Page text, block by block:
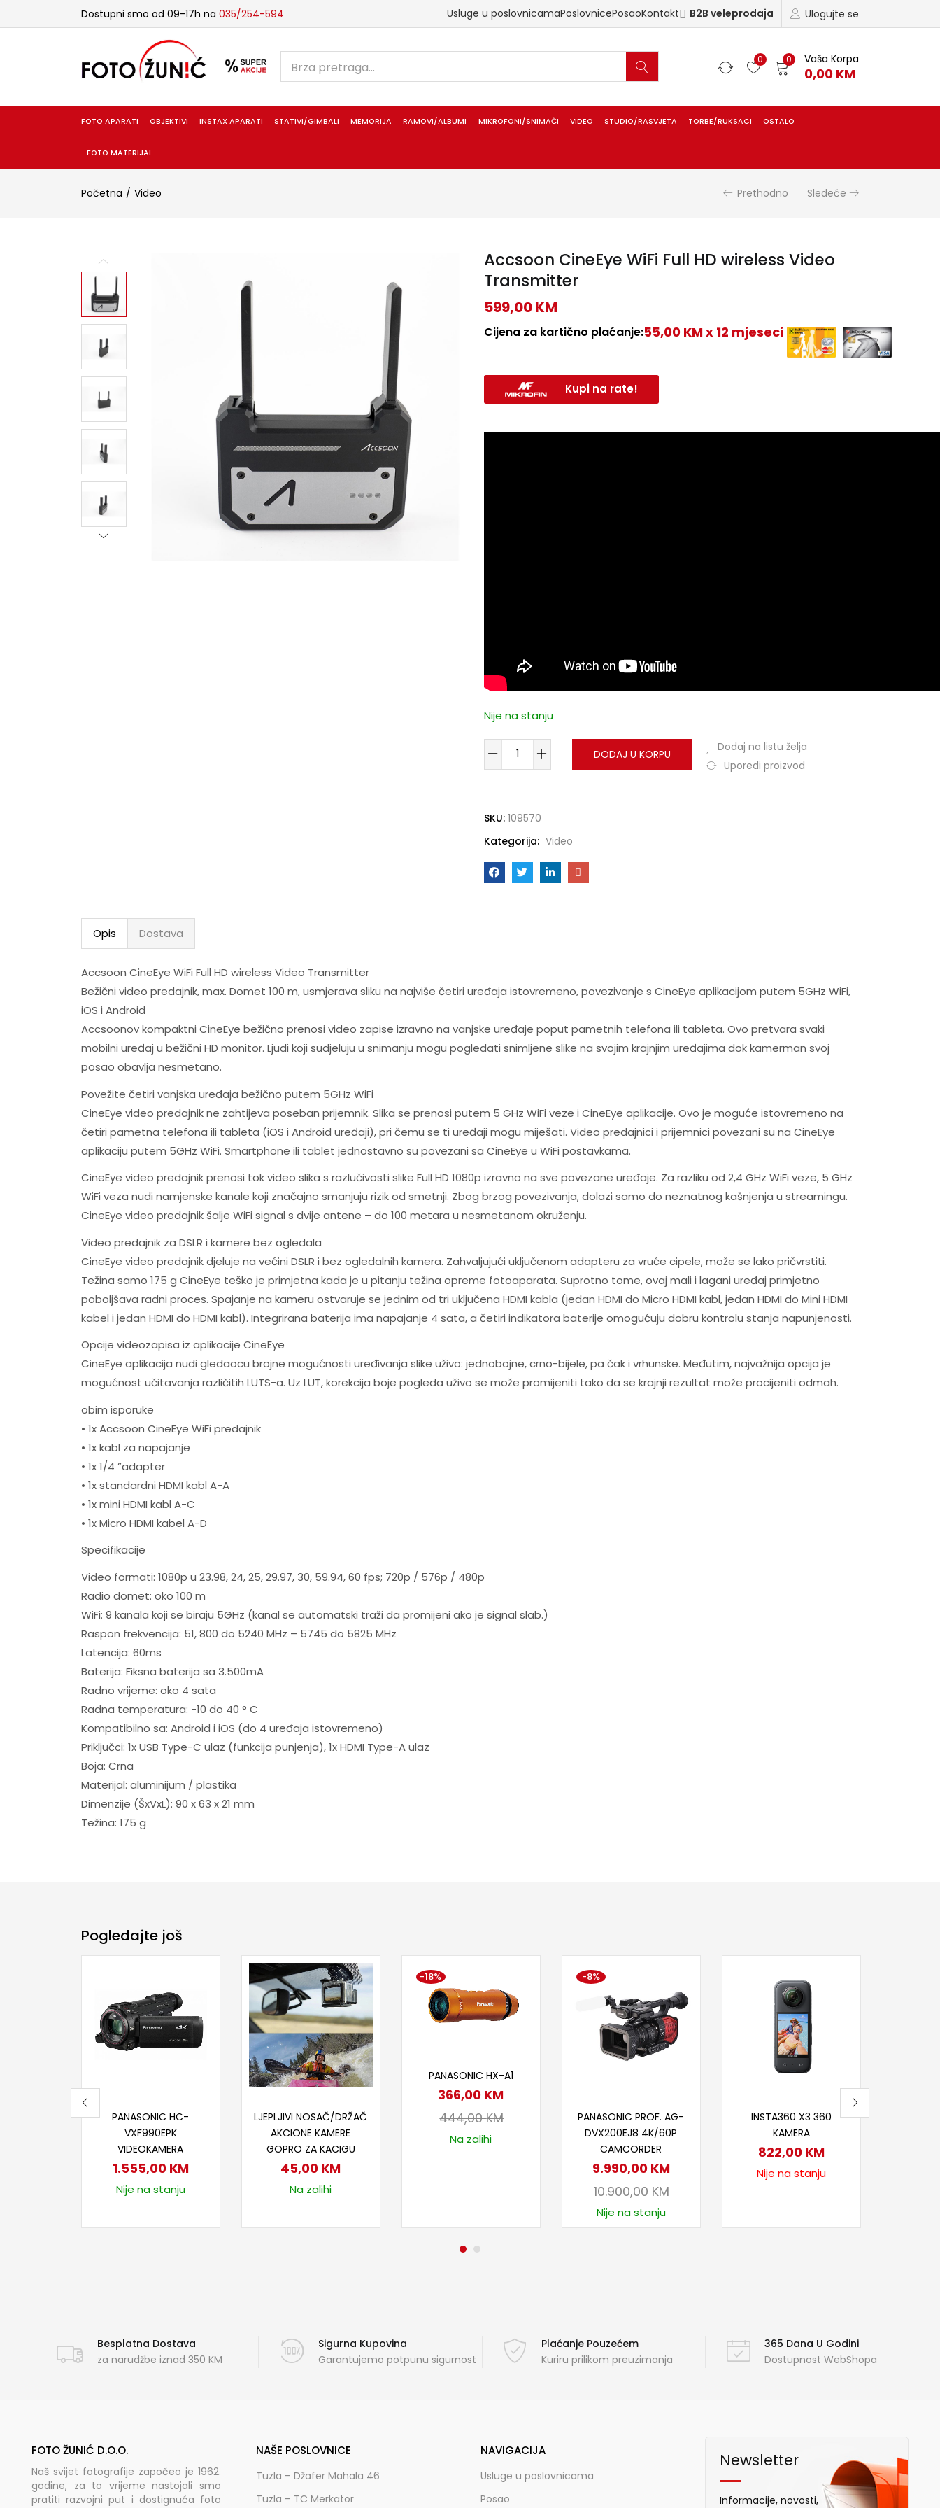
Dostupni smo od 09-17h na 035/254-594 Ulogujte se
Usluge u poslovnicamaPoslovnicePosaoKontakt B2B veleprodaja
0 0 Vaša Korpa
0,00 KM
FOTO APARATI OBJEKTIVI INSTAX APARATI STATIVI/GIMBALI MEMORIJA RAMOVI/ALBUMI MIKROFONI/SNIMAČI VIDEO STUDIO/RASVJETA TORBE/RUKSACI OSTALO
FOTO MATERIJAL
Početna Video Prethodno Sledeće
Accsoon CineEye WiFi Full HD wireless Video
Transmitter
599,00KM
Cijena za kartično plaćanje:55,00 KM x 12 mjeseci
Kupi na rate!
Nije na stanju
DODAJ U KORPU
Dodaj na listu želja
Uporedi proizvod
SKU: 109570
Kategorija: Video
Opis Dostava
Accsoon CineEye WiFi Full HD wireless Video Transmitter
Bežični video predajnik, max. Domet 100 m, usmjerava sliku na najviše četiri uređaja istovremeno, povezivanje s CineEye aplikacijom putem 5GHz WiFi,
iOS i Android
Accsoonov kompaktni CineEye bežično prenosi video zapise izravno na vanjske uređaje poput pametnih telefona ili tableta. Ovo pretvara svaki
mobilni uređaj u bežični HD monitor. Ljudi koji sudjeluju u snimanju mogu pogledati snimljene slike na svojim krajnjim uređajima dok kamerman svoj
posao obavlja nesmetano.
Povežite četiri vanjska uređaja bežično putem 5GHz WiFi
CineEye video predajnik ne zahtijeva poseban prijemnik. Slika se prenosi putem 5 GHz WiFi veze i CineEye aplikacije. Ovo je moguće istovremeno na
četiri pametna telefona ili tableta (iOS i Android uređaji), pri čemu se ti uređaji mogu miješati. Video predajnici i prijemnici povezani su na CineEye
aplikaciju putem 5GHz WiFi. Smartphone ili tablet jednostavno su povezani sa CineEye u WiFi postavkama.
CineEye video predajnik prenosi tok video slika s razlučivosti slike Full HD 1080p izravno na sve povezane uređaje. Za razliku od 2,4 GHz WiFi veze, 5 GHz
WiFi veza nudi namjenske kanale koji značajno smanjuju rizik od smetnji. Zbog brzog povezivanja, dolazi samo do neznatnog kašnjenja u streamingu.
CineEye video predajnik šalje WiFi signal s dvije antene – do 100 metara u nesmetanom okruženju.
Video predajnik za DSLR i kamere bez ogledala
CineEye video predajnik djeluje na većini DSLR i bez ogledalnih kamera. Zahvaljujući uključenom adapteru za vruće cipele, može se lako pričvrstiti.
Težina samo 175 g CineEye teško je primjetna kada je u pitanju težina opreme fotoaparata. Suprotno tome, ovaj mali i lagani uređaj primjetno
poboljšava radni proces. Spajanje na kameru ostvaruje se jednim od tri uključena HDMI kabla (jedan HDMI do Micro HDMI kabl, jedan HDMI do Mini HDMI
kabel i jedan HDMI do HDMI kabl). Integrirana baterija ima napajanje 4 sata, a četiri indikatora baterije omogućuju dobru kontrolu stanja napunjenosti.
Opcije videozapisa iz aplikacije CineEye
CineEye aplikacija nudi gledaocu brojne mogućnosti uređivanja slike uživo: jednobojne, crno-bijele, pa čak i vrhunske. Međutim, najvažnija opcija je
mogućnost učitavanja različitih LUTS-a. Uz LUT, korekcija boje pogleda uživo se može promijeniti tako da se krajnji rezultat može procijeniti odmah.
obim isporuke
• 1x Accsoon CineEye WiFi predajnik
• 1x kabl za napajanje
• 1x 1/4 ”adapter
• 1x standardni HDMI kabl A-A
• 1x mini HDMI kabl A-C
• 1x Micro HDMI kabel A-D
Specifikacije
Video formati: 1080p u 23.98, 24, 25, 29.97, 30, 59.94, 60 fps; 720p / 576p / 480p
Radio domet: oko 100 m
WiFi: 9 kanala koji se biraju 5GHz (kanal se automatski traži da promijeni ako je signal slab.)
Raspon frekvencija: 51, 800 do 5240 MHz – 5745 do 5825 MHz
Latencija: 60ms
Baterija: Fiksna baterija sa 3.500mA
Radno vrijeme: oko 4 sata
Radna temperatura: -10 do 40 ° C
Kompatibilno sa: Android i iOS (do 4 uređaja istovremeno)
Priključci: 1x USB Type-C ulaz (funkcija punjenja), 1x HDMI Type-A ulaz
Boja: Crna
Materijal: aluminijum / plastika
Dimenzije (ŠxVxL): 90 x 63 x 21 mm
Težina: 175 g
Pogledajte još
PANASONIC HC-
VXF990EPK
VIDEOKAMERA
1.555,00 KM
Nije na stanju
LJEPLJIVI NOSAČ/DRŽAČ
AKCIONE KAMERE
GOPRO ZA KACIGU
45,00 KM
Na zalihi
PANASONIC HX-A1
366,00 KM
444,00KM
-18%
Na zalihi
PANASONIC PROF. AG-
DVX200EJ8 4K/60P
CAMCORDER
9.990,00 KM
10.900,00KM
-8%
Nije na stanju
INSTA360 X3 360
KAMERA
822,00 KM
Nije na stanju
Besplatna Dostava
za narudžbe iznad 350 KM
Sigurna Kupovina
Garantujemo potpunu sigurnost
Plaćanje Pouzećem
Kuriru prilikom preuzimanja
365 Dana U Godini
Dostupnost WebShopa
FOTO ŽUNIĆ D.O.O.
Naš svijet fotografije započeo je 1962.
godine, za to vrijeme nastojali smo
pratiti razvojni put i dostignuća foto
NAŠE POSLOVNICE
Tuzla – Džafer Mahala 46
Tuzla – TC Merkator
NAVIGACIJA
Usluge u poslovnicama
Posao
Newsletter
Informacije, novosti,